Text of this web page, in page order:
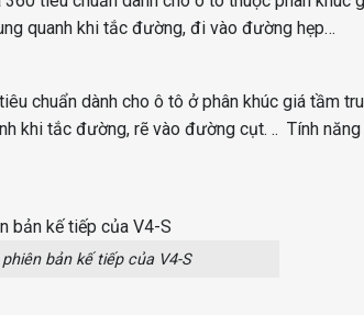
quanh khi tắc đường, đi vào đường hẹp…
chuẩn dành cho ô tô ở phân khúc giá tầm
khi tắc đường, rẽ vào đường cụt. .. Tính
bản kế tiếp của V4-S